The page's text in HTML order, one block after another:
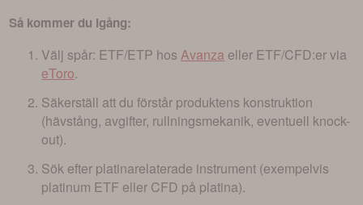
Så kommer du igång:
Välj spår: ETF/ETP hosAvanza eller ETF/CFD:er via
eToro.
Säkerställ att du förstår produktens konstruktion
(hävstång, avgifter, rullningsmekanik, eventuell knock-
out).
Sök efter platinarelaterade instrument (exempelvis
platinum ETF eller CFD på platina).